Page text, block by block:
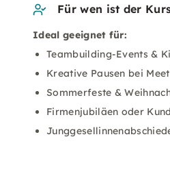
Für wen ist der
Ideal geeignet für:
Teambuilding-Events &
Kreative Pausen bei
Sommerfeste &
Firmenjubiläen oder